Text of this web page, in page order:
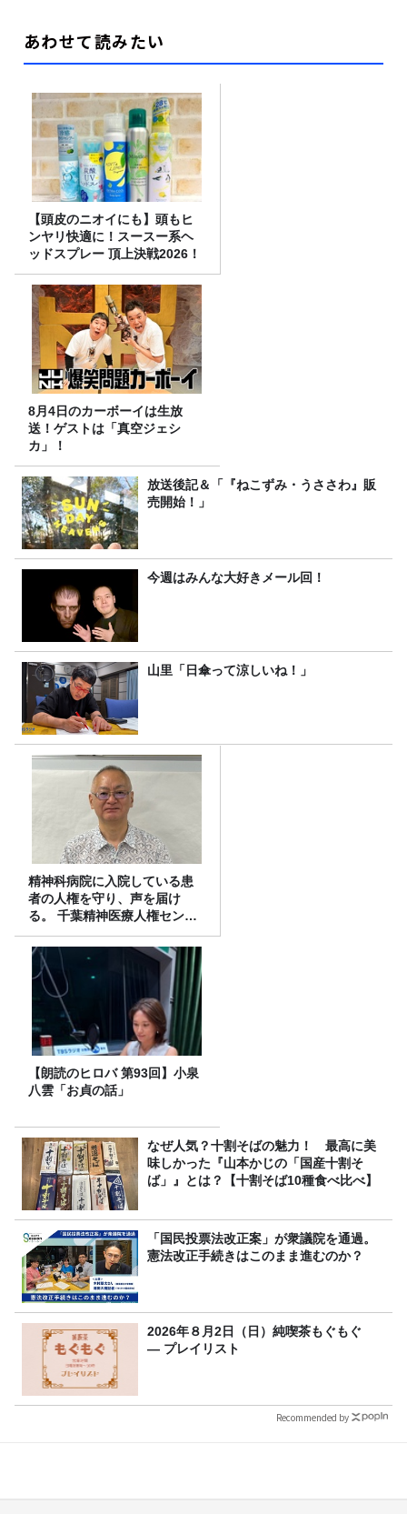
あわせて読みたい
【頭皮のニオイにも】頭もヒ
ンヤリ快適に！スースー系ヘ
ッドスプレー 頂上決戦2026！
8月4日のカーボーイは生放
送！ゲストは「真空ジェシ
カ」！
放送後記＆「『ねこずみ・うささわ』販
売開始！」
今週はみんな大好きメール回！
山里「日傘って涼しいね！」
精神科病院に入院している患
者の人権を守り、声を届け
る。 千葉精神医療人権センタ
ーの取り組み
【朗読のヒロバ 第93回】小泉
八雲「お貞の話」
なぜ人気？十割そばの魅力！ 最高に美
味しかった『山本かじの「国産十割そ
ば」』とは？【十割そば10種食べ比べ】
「国民投票法改正案」が衆議院を通過。
憲法改正手続きはこのまま進むのか？
2026年８月2日（日）純喫茶もぐもぐ
― プレイリスト
Recommended by